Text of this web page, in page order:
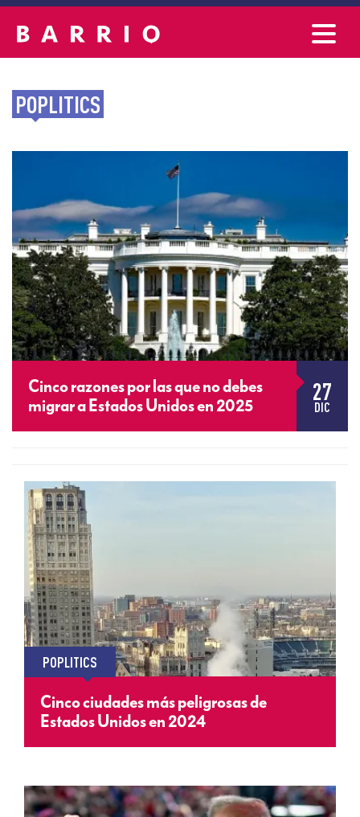
POPLITICS
Cinco razones por las que no debes
migrar a Estados Unidos en 2025
27
DIC
POPLITICS
Cinco ciudades más peligrosas de
Estados Unidos en 2024